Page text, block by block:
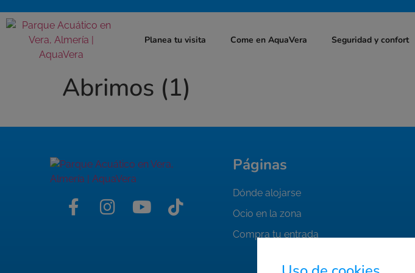
Planea tu visita Come en AquaVera Seguridad y confort
Abrimos (1)
Páginas
Dónde alojarse
Ocio en la zona
Compra tu entrada